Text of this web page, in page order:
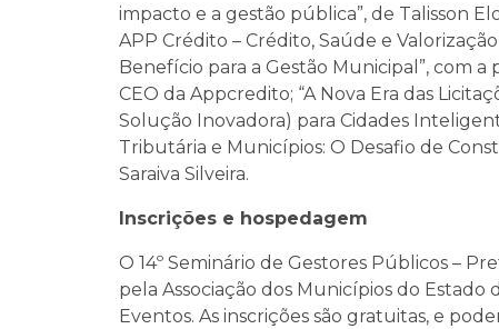
impacto e a gestão pública”, de Talisson
APP Crédito – Crédito, Saúde e
Benefício para a Gestão Municipal”, com
CEO da Appcredito; “A Nova Era das
Solução Inovadora) para Cidades
Tributária e Municípios: O Desafio de
Saraiva Silveira.
Inscrições e hospedagem
O 14º Seminário de Gestores Públicos –
pela Associação dos Municípios do Estado
Eventos. As inscrições são gratuitas, e